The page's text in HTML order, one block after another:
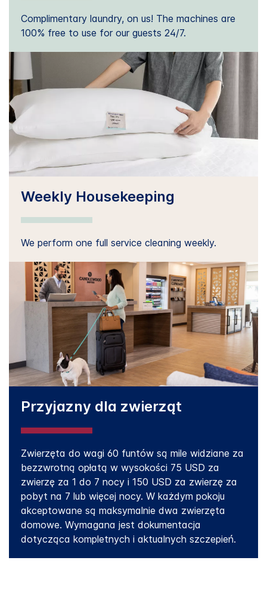
Complimentary laundry, on us! The machines are
100% free to use for our guests 24/7.
Weekly Housekeeping
We perform one full service cleaning weekly.
Przyjazny dla zwierząt
Zwierzęta do wagi 60 funtów są mile widziane za
bezzwrotną opłatą w wysokości 75 USD za
zwierzę za 1 do 7 nocy i 150 USD za zwierzę za
pobyt na 7 lub więcej nocy. W każdym pokoju
akceptowane są maksymalnie dwa zwierzęta
domowe. Wymagana jest dokumentacja
dotycząca kompletnych i aktualnych szczepień.